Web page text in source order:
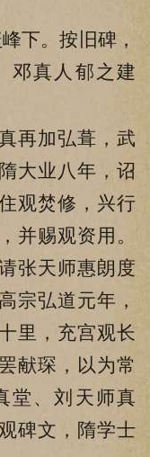
。按旧碑，
邓真人郁之建
再加弘葺，武
大业八年，诏
观焚修，兴行
并赐观资用。
张天师惠朗度
宗弘道元年，
里，充宫观长
献琛，以为常
堂、刘天师真
碑文，隋学士